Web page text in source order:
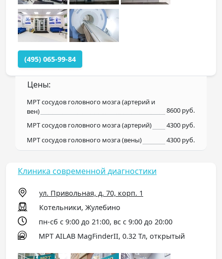
(495) 065-99-84
Цены:
МРТ сосудов головного мозга (артерий и
вен)
8600 руб.
МРТ сосудов головного мозга (артерий)
4300 руб.
МРТ сосудов головного мозга (вены)
4300 руб.
Клиника современной диагностики
ул. Привольная, д. 70, корп. 1
Котельники, Жулебино
пн-сб с 9:00 до 21:00, вс с 9:00 до 20:00
МРТ AILAB MagFinderII, 0.32 Тл, открытый